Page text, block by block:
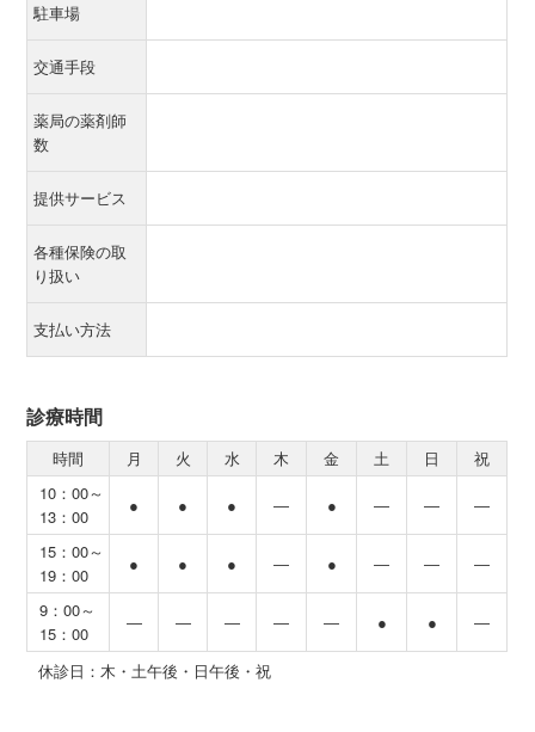
駐車場
交通手段
薬局の薬剤師
数
提供サービス
各種保険の取
り扱い
支払い方法
診療時間
時間 月 火 水 木 金 土 日
祝
10：00～
13：00
● ● ● ― ● ― ― ―
15：00～
19：00
● ● ● ― ● ― ― ―
9：00～
15：00
― ― ― ― ― ● ● ―
休診日：木・土午後・日午後・祝